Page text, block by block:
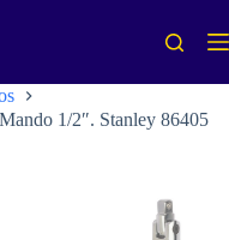
1/2″. Stanley 86405